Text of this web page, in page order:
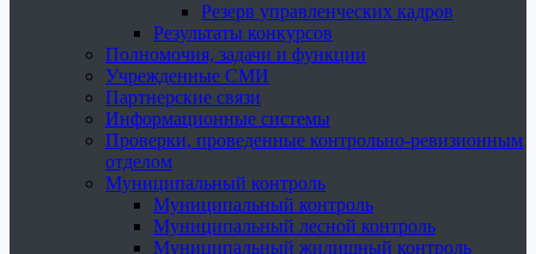
Резерв управленческих кадров
Результаты конкурсов
Полномочия, задачи и функции
Учрежденные СМИ
Партнерские связи
Информационные системы
Проверки, проведенные контрольно-ревизионным
отделом
Муниципальный контроль
Муниципальный контроль
Муниципальный лесной контроль
Муниципальный жилищный контроль